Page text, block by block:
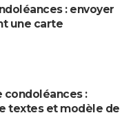
: envoyer
une carte
condoléances :
textes et modèle de